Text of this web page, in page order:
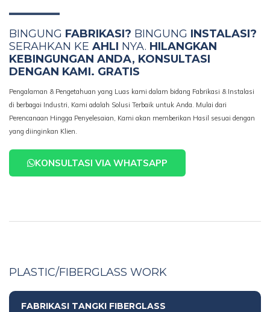
BINGUNG FABRIKASI? BINGUNG INSTALASI?
SERAHKAN KE AHLI NYA. HILANGKAN
KEBINGUNGAN ANDA, KONSULTASI
DENGAN KAMI. GRATIS
Pengalaman & Pengetahuan yang Luas kami dalam bidang Fabrikasi & Instalasi
di berbagai Industri, Kami adalah Solusi Terbaik untuk Anda. Mulai dari
Perencanaan Hingga Penyelesaian, Kami akan memberikan Hasil sesuai dengan
yang diinginkan Klien.
KONSULTASI VIA WHATSAPP
PLASTIC/FIBERGLASS WORK
FABRIKASI TANGKI FIBERGLASS